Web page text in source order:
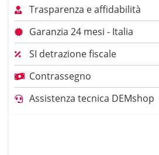
Trasparenza e affidabilità
Garanzia 24 mesi - Italia
SI detrazione fiscale
Contrassegno
Assistenza tecnica DEMshop